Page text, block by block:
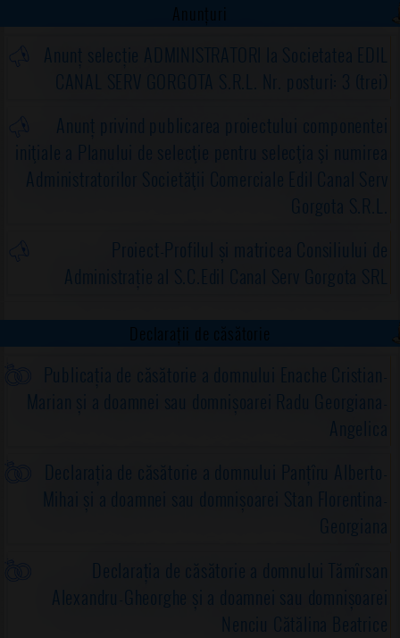
Anunțuri
Anunț selecție ADMINISTRATORI la Societatea EDIL
CANAL SERV GORGOTA S.R.L. Nr. posturi: 3 (trei)
Anunț privind publicarea proiectului componentei
iniţiale a Planului de selecţie pentru selecţia şi numirea
Administratorilor Societăţii Comerciale Edil Canal Serv
Gorgota S.R.L.
Proiect-Profilul și matricea Consiliului de
Administrație al S.C.Edil Canal Serv Gorgota SRL
Declarații de căsătorie
Publicația de căsătorie a domnului Enache Cristian-
Marian și a doamnei sau domnișoarei Radu Georgiana-
Angelica
Declarația de căsătorie a domnului Panțîru Alberto-
Mihai și a doamnei sau domnișoarei Stan Florentina-
Georgiana
Declarația de căsătorie a domnului Tămîrsan
Alexandru-Gheorghe și a doamnei sau domnișoarei
Nenciu Cătălina Beatrice